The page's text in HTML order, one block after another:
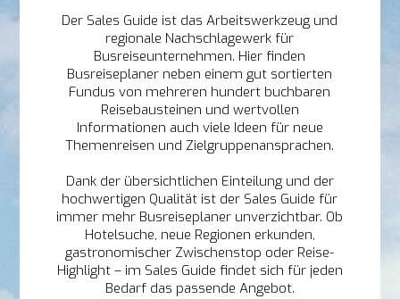
Der Sales Guide ist das Arbeitswerkzeug und
regionale Nachschlagewerk für
Busreiseunternehmen. Hier finden
Busreiseplaner neben einem gut sortierten
Fundus von mehreren hundert buchbaren
Reisebausteinen und wertvollen
Informationen auch viele Ideen für neue
Themenreisen und Zielgruppenansprachen.
Dank der übersichtlichen Einteilung und der
hochwertigen Qualität ist der Sales Guide für
immer mehr Busreiseplaner unverzichtbar. Ob
Hotelsuche, neue Regionen erkunden,
gastronomischer Zwischenstop oder Reise-
Highlight – im Sales Guide findet sich für jeden
Bedarf das passende Angebot.